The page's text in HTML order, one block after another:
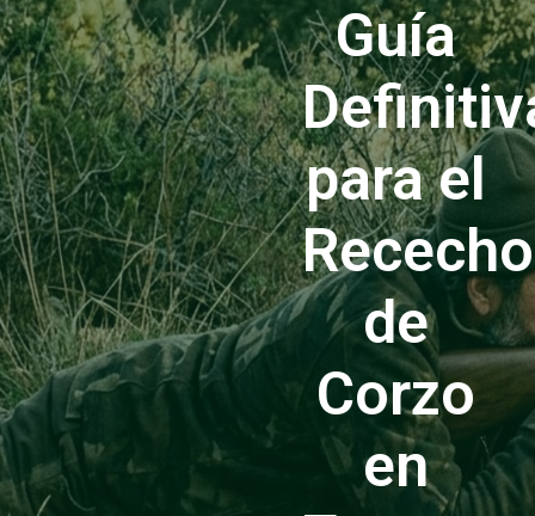
Guía
para el
Rececho
de
Corzo
en